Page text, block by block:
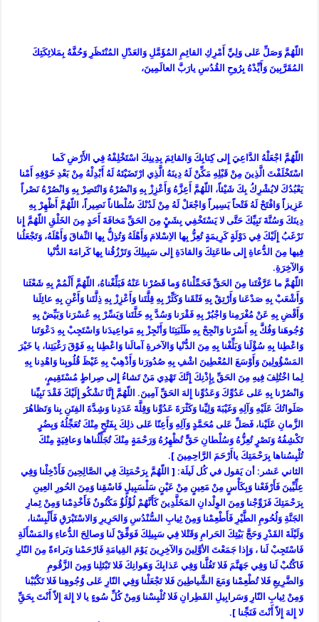
اللّهُمَّ وَصَلِّ عَلى وَلِيِّ أَمْرِكِ القائِمِ المُؤَمَّلِ وَالعَدْلِ المُنْتَظَرِ وَحُفَّهُ بِمَلائِكَتِكَ
المُقَرَّبِينَ وَأَيِّدْهُ بِرُوحِ القُدُسِ يارَبَّ العالَمِينَ،
اللّهُمَّ اجْعَلْهُ الدَّاعِيَ إِلى كِتابِكَ وَالقائِمَ بِدِينِكَ اسْتَخْلِفْهُ فِي الأَرْضِ كَما
اسْتَخْلَفْتَ الَّذِينَ مِنْ قَبْلِهِ مَكِّنْ لَهُ دِينَهُ الَّذِي ارْتَضَيْتَهُ لَهُ أَبْدِلْهُ مِنْ بَعْدِ خَوْفِهِ أَمْنا
يَعْبُدُكَ لايُشْرِكُ بِكَ شَيْئاً، اللّهُمَّ أَعِزَّهُ وَأَعْزِزْ بِهِ وَانْصُرْهُ وَانْتَصِرْ بِهِ وَانْصُرْهُ نَصْراً
عَزِيزاً وَافْتَحْ لَهُ فَتْحاً يَسِيراً وَاجْعَلْ لَهُ مِنْ لَدُنْكَ سُلْطاناً نَصِيراً، اللّهُمَّ أَظْهِرْ بِهِ
دِينَكَ وَسُنَّةَ نَبِيِّكَ حَتَّى لا يَسْتَخْفِي بِشَيٍْ مِنَ الحَقِّ مَخافَةَ أَحَدٍ مِنَ الخَلْقِ اللّهُمَّ إِنا
نَرْغَبُ إِلَيْكَ فِي دَوْلَةٍ كَرِيمَةٍ تُعِزُّ بِها الاِسْلامَ وَأَهْلَهُ وَتُذِلُّ بِها النِّفاقَ وَأَهْلَهُ، وَتَجْعَلُنا
فِيها مِنَ الدُّعاةِ إِلى طاعَتِكَ وَالقادَةِ إِلى سَبِيلِكَ وَتَرْزُقُنا بِها كَرامَةَ الدُّنْيا
وَالآخِرَةِ.
اللّهُمَّ ما عَرَّفْتَنا مِنَ الحَقِّ فَحَمِّلْناهُ وَما قَصُرْنا عَنْهُ فَبَلِّغْناهُ، اللّهُمَّ أَلْمُمْ بِهِ شَعْثَنا
وَأَشْعَبْ بِهِ صَدْعَنا وَأَرْتِقْ بِهِ فَتْقَنا وَكَثِّرْ بِهِ قِلَّتَنا وَأَعْزِزْ بِهِ ذِلَّتَنا وَأَغْنِ بِهِ عائِلَنا
وَأَقْضِ بِهِ عَنْ مُغْرَمِنا وَاجْبُرْ بِهِ فَقْرَنا وَسُدَّ بِهِ خَلَّتَنا وَيَسِّرْ بِهِ عُسْرَنا وَبَيِّضْ بِهِ
وُجُوهَنا وَفُكَّ بِهِ أَسْرَنا وَانْجِحْ بِهِ طَلَبَتِنَا وَأَنْجِزْ بِهِ مَواعِيدَنا وَاسْتَجِبْ بِهِ دَعْوَتَنا
وَاعْطِنا بِهِ سُؤْلَنا وَبَلِّغْنا بِهِ مِنَ الدُّنْيا وَالآخرةِ آمالَنا وَاعْطِنا بِهِ فَوْقَ رَغْبَتِنا، يا خَيْرَ
المَسْؤُولِينَ وَأَوْسَعَ المُعْطِينَ اشْفِ بِهِ صُدُورَنا وَأَذْهِبْ بِهِ غَيْظَ قُلُوبِنا وَاهْدِنا بِهِ
لِما اخْتُلِفَ فِيهِ مِنَ الحَقِّ بِإِذْنِكَ إِنَّكَ تَهْدِي مَنْ تَشاءُ إِلى صِراطٍ مُسْتَقِيمٍ،
وَانْصُرْنا بِهِ عَلى عَدُوِّكَ وَعَدُوِّنا إِلهَ الحَقِّ آمِينَ. اللّهُمَّ إِنَّا نَشْكُو إِلَيْكَ فَقْدَ نَبِيِّنا
صَلَواتُكَ عَلَيْهِ وَآلِهِ وَغَيْبَةَ وَلِيِّنا وَكَثْرَةَ عَدُوِّنا وَقِلَّةَ عَدَدِنا وَشِدَّةَ الفِتَنِ بِنا وَتَظاهُرَ
الزَّمانِ عَلَيْنا، فَصَلِّ عَلى مُحَمَّدٍ وَآلِهِ وَأَعِنّا عَلى ذلِكَ بِفَتْحٍ مِنْكَ تُعَجِّلُهُ وَبِضُرٍ
تَكْشِفُهُ وَنَصْرٍ تُعِزُّهُ وَسُلْطانِ حَقٍّ تُظْهِرُهُ وَرَحْمَةٍ مِنْكَ تُجَلِّلُناها وَعافِيَةٍ مِنْكَ
تُلْبِسُناها بِرَحْمَتِكَ ياأَرْحَمَ الرَّاحِمِينَ ].
الثاني عَشر: أن يَقول في كُل لَيلَة: [ اللّهُمَّ بِرَحْمَتِكَ فِي الصَّالِحِينَ فَأَدْخِلْنا وَفِي
عِلِّيِّينَ فَأَرْفَعْنا وَبِكَأْسٍ مِنْ مَعِينٍ مِنْ عَيْنٍ سَلْسَبِيلٍ فَاسْقِنا وَمِنَ الحُورِ العِينِ
بِرَحْمَتِكَ فَزَوِّجْنا وَمِنَ الوِلْدانِ المَخَلَّدِينَ كَأَنَّهُمْ لُؤْلُؤٌ مَكْنُونٌ فَأَخْدِمْنا وَمِنْ ثِمارِ
الجَنَّةِ وَلُحُومِ الطَّيْرِ فَأَطْعِمْنا وَمِنْ ثِيابِ السُّنْدُسِ وَالحَرِيرِ وَالاسْتَبْرَقِ فَأَلْبِسْنا،
وَلَيْلَةَ القَدْرِ وَحَجَّ بَيْتِكَ الحَرامِ وَقَتْلا فِي سَبِيلِكَ فَوَفِّقْ لَنا وَصالِحَ الدُّعاءِ وَالمَسْأَلَةِ
فَاسْتَجِبْ لَنا ، وَإِذا جَمَعْتَ الأوَّلِينَ وَالآخِرِينَ يَوْمَ القِيامَةِ فَارْحَمْنا وَبَراءةً مِنَ النّارِ
فَاكْتُبْ لَنا وَفِي جَهَنَّمَ فَلا تَغُلَّنا وَفِي عَذابِكَ وَهَوانِكَ فَلا تَبْتَلِنا وَمِنَ الزَّقُومِ
وَالضَّرِيعِ فَلا تُطْعِمْنا وَمَعَ الشَّياطِينَ فَلا تَجْعَلْنا وَفِي النّارِ عَلى وُجُوهِنا فَلا تَكْبُبْنا
وَمِنْ ثِيابِ النّارِ وَسَرابِيلِ القَطِرانِ فَلا تُلْبِسْنا وَمِنْ كُلِّ سُوءٍ يا لا إِلهَ إِلاّ أَنْتَ بِحَقِِّ
لا إِلهَ إِلاّ أَنْتَ فَنَجِّنا ].